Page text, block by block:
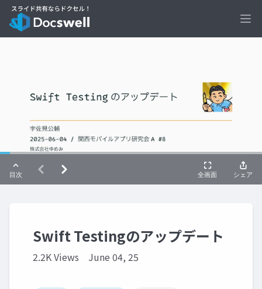
Swift Testingのアップデート
2.2K Views June 04, 25